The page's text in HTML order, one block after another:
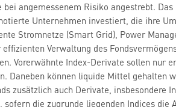
bei angemessenem Risiko angestrebt.
Unternehmen investiert, die ihre
Stromnetze (Smart Grid), Power
effizienten Verwaltung des
Vorerwähnte Index-Derivate sollen nur
Daneben können liquide Mittel gehalten
zusätzlich auch Derivate, insbesondere
sofern die zugrunde liegenden Indices